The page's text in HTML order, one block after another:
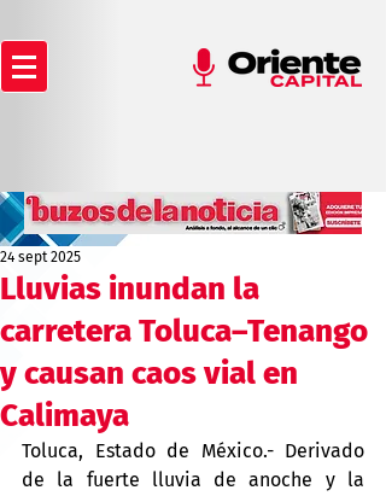
Lluvias inundan la
carretera Toluca–Tenango
y causan caos vial en
Calimaya
24 sept 2025
Toluca, Estado de México.- Derivado
de la fuerte lluvia de anoche y la